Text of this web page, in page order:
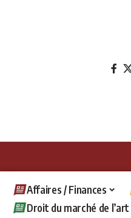
Affaires / Finances
Droit du marché de l’art